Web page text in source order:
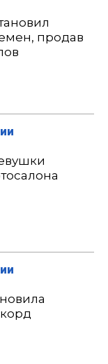
продав